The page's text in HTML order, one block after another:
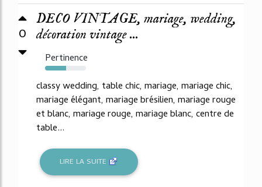
0
DECO VINTAGE, mariage, wedding,
décoration vintage ...
Pertinence
52%
classy wedding, table chic, mariage, mariage chic,
mariage élégant, mariage brésilien, mariage rouge
et blanc, mariage rouge, mariage blanc, centre de
table...
LIRE LA SUITE